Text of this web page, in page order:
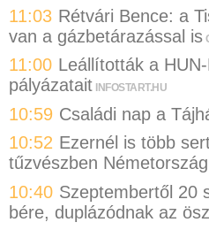
11:03 Rétvári Bence: a
van a gázbetárazással is
11:00 Leállították a
pályázatait INFOSTART.HU
10:59 Családi nap a
10:52 Ezernél is több
tűzvészben
10:40 Szeptembertől 20
bére, duplázódnak az